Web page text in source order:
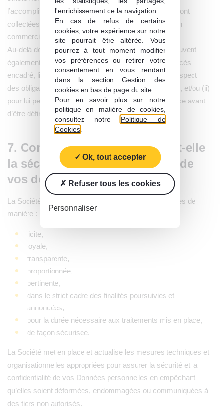
l'enrichissement de la navigation.
En cas de refus de certains
cookies, votre expérience sur notre
site pourrait être altérée. Vous
pourrez à tout moment modifier
vos préférences ou retirer votre
consentement en vous rendant
dans la section Gestion des
cookies en bas de page du site.
Pour en savoir plus sur notre
politique en matière de cookies,
consultez notrePolitique de
Cookies.
Ok, tout accepter
Refuser tous les cookies
Personnaliser
l’accomplissement des finalités pour lesquelles elles sont
collectées et traitées, telles que la gestion de la relation
commerciale ou du paiement.
Au-delà de cette durée, vos Données personnelles peuvent
également faire l’objet d’un archivage impliquant un accès
encadré, limité et justifié, le temps nécessaire (i) au respect
des obligations légales et réglementaires de la Société, et/ou (ii)
pour lui permettre de faire valoir un droit en justice, et ce avant
d’être définitivement supprimées.
7. Comment la Société assure-t-elle
la sécurité et la confidentialité de
vos données personnelles ?
La Société s’engage à traiter vos Données personnelles de
manière :
licite,
loyale,
transparente,
proportionnée,
pertinente,
dans le strict cadre des finalités poursuivies et
annoncées,
pour la durée nécessaire aux traitements mis en place,
de façon sécurisée.
La Société met en place et actualise les mesures techniques et
organisationnelles appropriées pour assurer la sécurité et la
confidentialité de vos Données personnelles en empêchant
qu’elles soient déformées, endommagées ou communiquées à
des tiers non autorisés.